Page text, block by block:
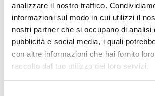
analizzare il nostro traffico.
informazioni sul modo in cui utilizzi il
nostri partner che si occupano di analisi
pubblicità e social media, i quali
con altre informazioni che hai fornito
raccolto dal tuo utilizzo dei loro servizi.
Cliente già registrato